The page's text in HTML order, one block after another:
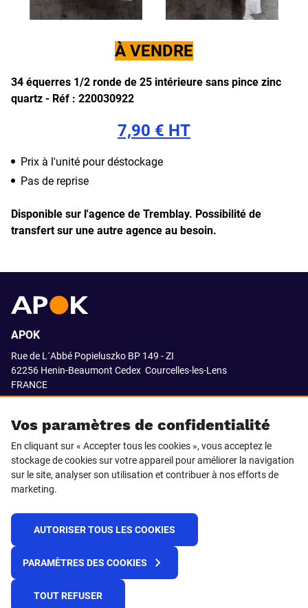
À VENDRE
34 équerres 1/2 ronde de 25 intérieure sans pince zinc
quartz - Réf : 220030922
7,90 € HT
Prix à l'unité pour déstockage
Pas de reprise
Disponible sur l'agence de Tremblay. Possibilité de
transfert sur une autre agence au besoin.
Vos paramètres de confidentialité
En cliquant sur « Accepter tous les cookies », vous acceptez le
stockage de cookies sur votre appareil pour améliorer la navigation
sur le site, analyser son utilisation et contribuer à nos efforts de
marketing.
AUTORISER TOUS LES COOKIES
PARAMÈTRES DES COOKIES
TOUT REFUSER
APOK
Rue de L´Abbé Popieluszko BP 149 - ZI
62256 Henin-Beaumont Cedex Courcelles-les-Lens
FRANCE
SUIVEZ-NOUS SUR
© 2021 APOK